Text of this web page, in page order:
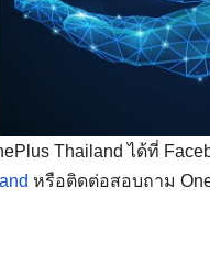
Thailand ได้ที่
หรือติดต่อสอบถาม